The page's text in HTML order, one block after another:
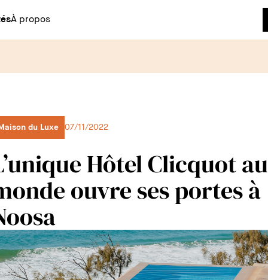
À propos
Maison du Luxe 07/11/2022
Hôtel Clicquot au
ouvre ses portes à